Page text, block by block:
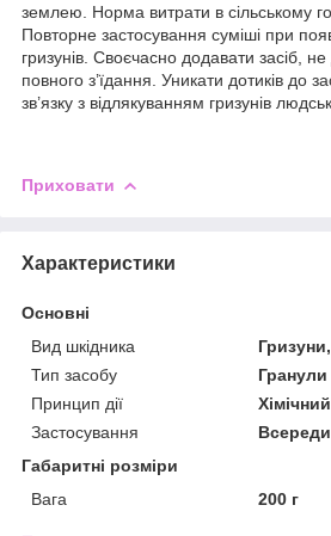
землею. Норма витрати в сільському
Повторне застосування суміші при
гризунів. Своєчасно додавати засіб,
повного з’їдання. Уникати дотиків до
зв’язку з відлякуванням гризунів
Приховати
Характеристики
Основні
Вид шкідника
Тип засобу
Гранули
Принцип дії
Хімічний
Застосування
Габаритні розміри
Вага
200 г